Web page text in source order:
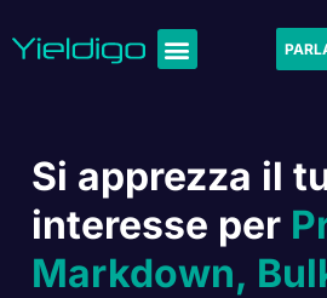
Si apprezza il
interesse per
Markdown,